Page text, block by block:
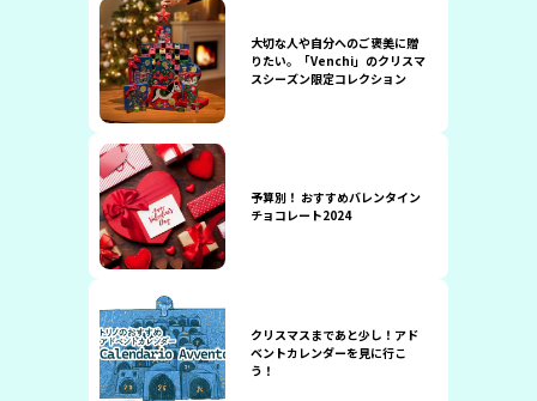
大切な人や自分へのご褒美に贈
りたい。「Venchi」のクリスマ
スシーズン限定コレクション
予算別！ おすすめバレンタイン
チョコレート2024
クリスマスまであと少し！アド
ベントカレンダーを見に行こ
う！